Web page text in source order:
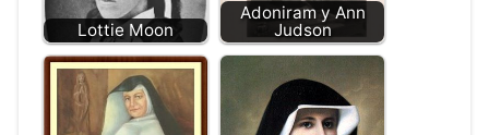
Lottie Moon
Adoniram y Ann
Judson